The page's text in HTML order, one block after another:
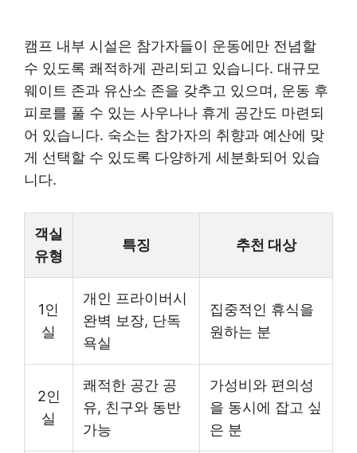
캠프 내부 시설은 참가자들이 운동에만 전념할
수 있도록 쾌적하게 관리되고 있습니다. 대규모
웨이트 존과 유산소 존을 갖추고 있으며, 운동 후
피로를 풀 수 있는 사우나나 휴게 공간도 마련되
어 있습니다. 숙소는 참가자의 취향과 예산에 맞
게 선택할 수 있도록 다양하게 세분화되어 있습
니다.
객실
유형
특징 추천 대상
1인
실
개인 프라이버시
완벽 보장, 단독
욕실
집중적인 휴식을
원하는 분
2인
실
쾌적한 공간 공
유, 친구와 동반
가능
가성비와 편의성
을 동시에 잡고 싶
은 분